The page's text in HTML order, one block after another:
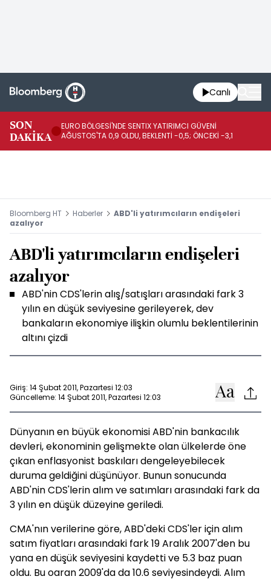
Canlı
SON
DAKİKA
EURO BÖLGESİ'NDE SENTIX YATIRIMCI GÜVENİ
AĞUSTOS'TA 0,9 OLDU, BEKLENTİ -0,5; ÖNCEKİ -3,1
Bloomberg HT Haberler
ABD'li yatırımcıların endişeleri
azalıyor
ABD'li yatırımcıların endişeleri
azalıyor
ABD'nin CDS'lerin alış/satışları arasındaki fark 3
yılın en düşük seviyesine gerileyerek, dev
bankaların ekonomiye ilişkin olumlu beklentilerinin
altını çizdi
Giriş: 14 Şubat 2011, Pazartesi 12:03
Güncelleme: 14 Şubat 2011, Pazartesi 12:03
Dünyanın en büyük ekonomisi ABD'nin bankacılık
devleri, ekonominin gelişmekte olan ülkelerde öne
çıkan enflasyonist baskıları dengeleyebilecek
duruma geldiğini düşünüyor. Bunun sonucunda
ABD'nin CDS'lerin alım ve satımları arasındaki fark da
3 yılın en düşük düzeyine geriledi.
CMA'nın verilerine göre, ABD'deki CDS'ler için alım
satım fiyatları arasındaki fark 19 Aralık 2007'den bu
yana en düşük seviyesini kaydetti ve 5.3 baz puan
oldu. Bu oaran 2009'da da 10.6 seviyesindeydi. Alım